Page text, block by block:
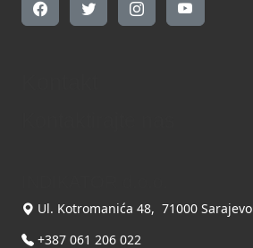
Ul. Kotromanića 48, 71000 Sarajevo
+387 061 206 022